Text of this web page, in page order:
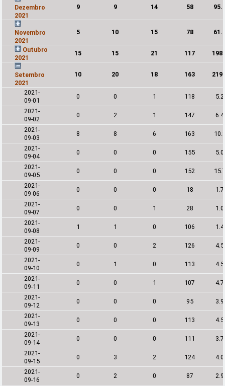
Dezembro
2021
9 9 14 58
Novembro
2021
5 10 15 78
Outubro
2021
15 15 21 117
Setembro
2021
10 20 18 163
2021-
09-01
0 0 1 118
2021-
09-02
0 2 1 147
2021-
09-03
8 8 6 163
2021-
09-04
0 0 0 155
2021-
09-05
0 0 0 152
2021-
09-06
0 0 0 18
2021-
09-07
0 0 1 28
2021-
09-08
1 1 0 106
2021-
09-09
0 0 2 126
2021-
09-10
0 1 0 113
2021-
09-11
0 0 1 107
2021-
09-12
0 0 0 95
2021-
09-13
0 0 0 113
2021-
09-14
0 0 0 111
2021-
09-15
0 3 2 124
2021-
09-16
0 2 0 87